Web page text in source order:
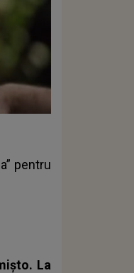
pentru
La